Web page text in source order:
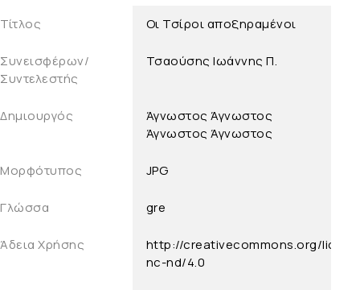
Τίτλος Οι Τσίροι αποξηραμένοι
Συνεισφέρων/
Συντελεστής
Τσαούσης Ιωάννης Π.
Δημιουργός Άγνωστος Άγνωστος
Άγνωστος Άγνωστος
Μορφότυπος JPG
Γλώσσα gre
Άδεια Χρήσης
http://creativecommons.org/
nc-nd/4.0